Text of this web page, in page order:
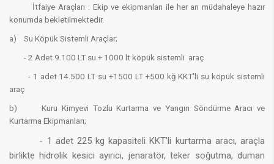
İtfaiye Araçları : Ekip ve ekipmanları ile her an müdahaleye hazır
konumda bekletilmektedir.
a) Su Köpük Sistemli Araçlar;
- 2 Adet 9.100 LT su + 1000 lt köpük sistemli araç
- 1 adet 14.500 LT su +1500 LT +500 kğ KKT'li su köpük sistemli
araç
b) Kuru Kimyevi Tozlu Kurtarma ve Yangın Söndürme Aracı ve
Kurtarma Ekipmanları;
- 1 adet 225 kg kapasiteli KKT'li kurtarma aracı, araçla
birlikte hidrolik kesici ayırıcı, jenaratör, teker soğutma, duman